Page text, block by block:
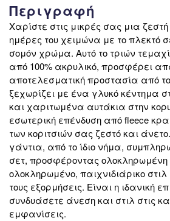
Περιγραφή
Χαρίστε στις μικρές σας μια
ημέρες του χειμώνα με το πλεκτό
σομόν χρώμα. Αυτό το τριών
από 100% ακρυλικό, προσφέρει
αποτελεσματική προστασία από
ξεχωρίζει με ένα γλυκό κέντημα
και χαριτωμένα αυτάκια στην
εσωτερική επένδυση από fleece
των κοριτσιών σας ζεστό και
γάντια, από το ίδιο νήμα,
σετ, προσφέροντας
ολοκληρωμένο, παιχνιδιάρικο στιλ
τους εξορμήσεις. Είναι η ιδανική
συνδυάσετε άνεση και στιλ στις
εμφανίσεις.